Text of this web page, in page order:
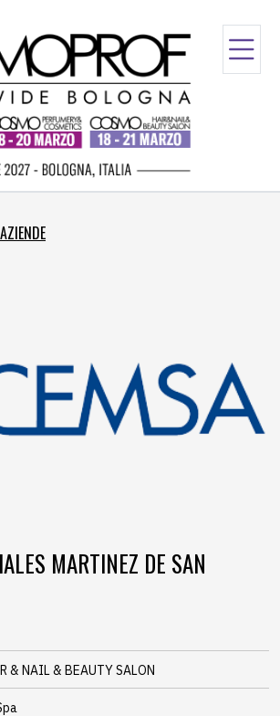
MARTINEZ DE SAN
& NAIL & BEAUTY SALON